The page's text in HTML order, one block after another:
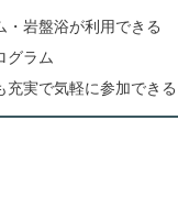
・岩盤浴が利用できる
グラム
実で気軽に参加できる